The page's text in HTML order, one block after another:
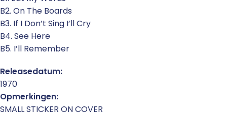
B2. On The Boards
B3. If I Don’t Sing I’ll Cry
B4. See Here
B5. I’ll Remember
Releasedatum:
1970
Opmerkingen:
SMALL STICKER ON COVER